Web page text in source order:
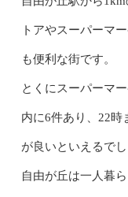
トアやスーパーマ
も便利な街です。
とくにスーパーマ
内に6件あり、22時
が良いといえるでし
自由が丘は一人暮